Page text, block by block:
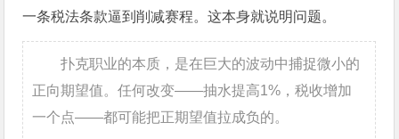
一条税法条款逼到削减赛程。这本身就说明问题。
扑克职业的本质，是在巨大的波动中捕捉微小的
正向期望值。任何改变——抽水提高1%，税收增加
一个点——都可能把正期望值拉成负的。